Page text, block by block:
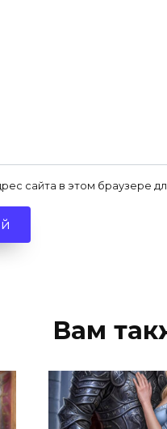
сайта в этом браузере
Вам